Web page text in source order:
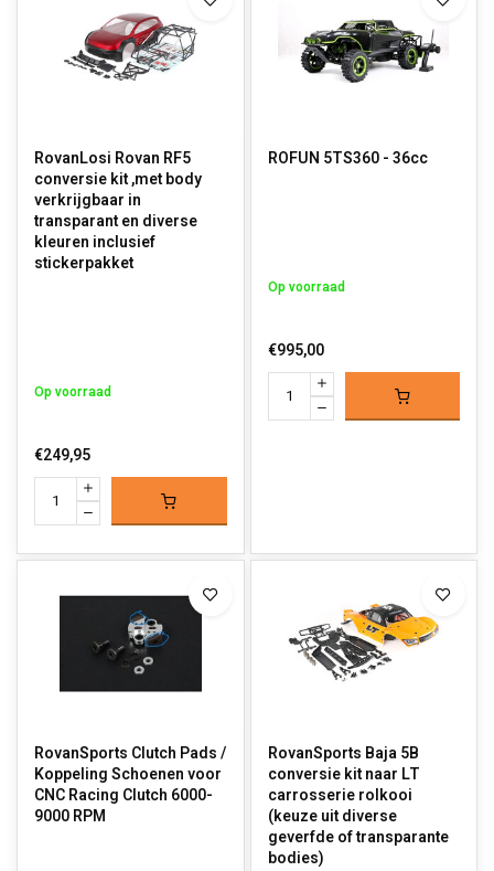
RovanLosi Rovan RF5
conversie kit ,met body
verkrijgbaar in
transparant en diverse
kleuren inclusief
stickerpakket
Op voorraad
€249,95
ROFUN 5TS360 - 36cc
Op voorraad
€995,00
RovanSports Clutch Pads /
Koppeling Schoenen voor
CNC Racing Clutch 6000-
9000 RPM
RovanSports Baja 5B
conversie kit naar LT
carrosserie rolkooi
(keuze uit diverse
geverfde of transparante
bodies)